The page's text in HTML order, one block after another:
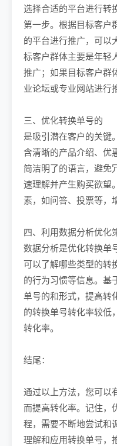
选择合适的平台进行转
第一步。根据目标客户
的平台进行推广，可以
标客户群体主要是年轻
推广；如果目标客户群
业论坛或专业网站进行
三、优化转换单号的
是吸引潜在客户的关键
含清晰的产品介绍、优
简洁明了的语言，避免
速理解并产生购买欲望
素，如问答、投票等，
四、利用数据分析优化
数据分析是优化转换单
可以了解哪些类型的转
的行为习惯等信息。基
单号的和形式，提高转
的转换单号转化率较低
转化率。
结尾：
通过以上方法，您可以
而提高转化率。记住，
程，需要不断地尝试和
理解和应用转换单号，